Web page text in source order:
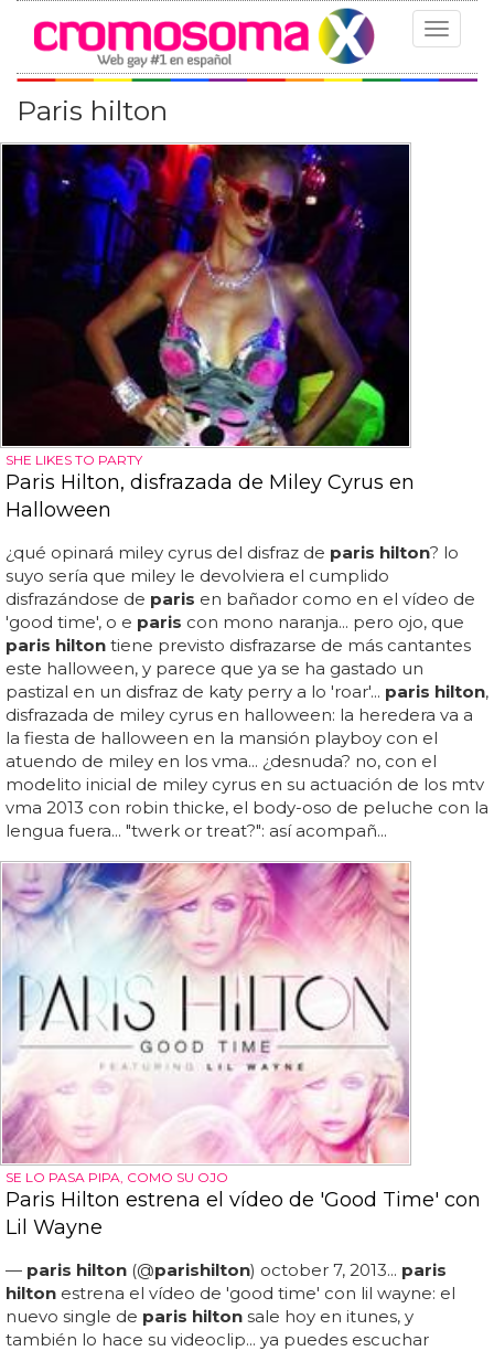
Toggle
Paris hilton
SHE LIKES TO PARTY
Paris Hilton, disfrazada de Miley Cyrus en
Halloween
¿qué opinará miley cyrus del disfraz de paris hilton? lo
suyo sería que miley le devolviera el cumplido
disfrazándose de paris en bañador como en el vídeo de
'good time', o e paris con mono naranja... pero ojo, que
paris hilton tiene previsto disfrazarse de más cantantes
este halloween, y parece que ya se ha gastado un
pastizal en un disfraz de katy perry a lo 'roar'... paris hilton,
disfrazada de miley cyrus en halloween: la heredera va a
la fiesta de halloween en la mansión playboy con el
atuendo de miley en los vma... ¿desnuda? no, con el
modelito inicial de miley cyrus en su actuación de los mtv
vma 2013 con robin thicke, el body-oso de peluche con la
lengua fuera... "twerk or treat?": así acompañ...
SE LO PASA PIPA, COMO SU OJO
Paris Hilton estrena el vídeo de 'Good Time' con
Lil Wayne
— paris hilton (@parishilton) october 7, 2013... paris
hilton estrena el vídeo de 'good time' con lil wayne: el
nuevo single de paris hilton sale hoy en itunes, y
también lo hace su videoclip... ya puedes escuchar